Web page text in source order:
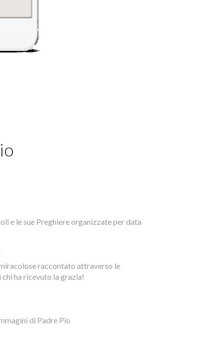
e le sue Preghiere organizzate per data
raccontato attraverso le
ha ricevuto la grazia!
di Padre Pio